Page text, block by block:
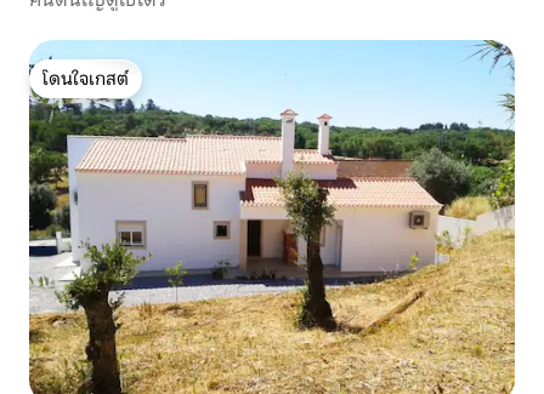
โดนใจเกสต์
โดนใจเกสต์